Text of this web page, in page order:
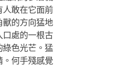
人敢在它面前
獸的方向猛地
口處的一根古
綠色光芒。猛
何手殘感覺